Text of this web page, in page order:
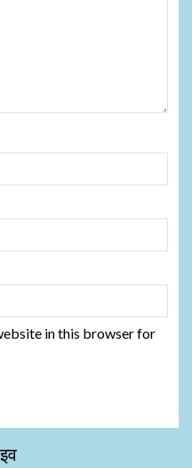
in this browser for